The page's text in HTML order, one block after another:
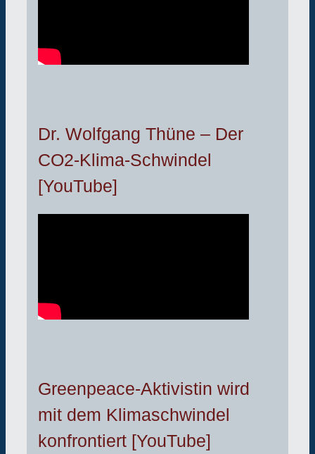
Dr. Wolfgang Thüne – Der
CO2-Klima-Schwindel
[YouTube]
Greenpeace-Aktivistin wird
mit dem Klimaschwindel
konfrontiert [YouTube]